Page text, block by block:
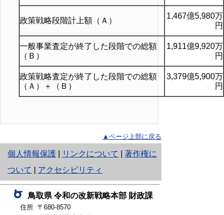
政策戦略段階計上額（Ａ）
1,467億5,980万
円
一般事業査定が終了した段階での総額
（Ｂ）
1,911億9,920万
円
政策戦略査定が終了した段階での総額
（Ａ）＋（Ｂ）
3,379億5,900万
円
▲ページ上部に戻る
個人情報保護
と
り
ネ
ッ
リンクについて
著作権に
ついて
アクセシビリティ
鳥取県 令和の改新戦略本部 財政課
住所 〒680-8570